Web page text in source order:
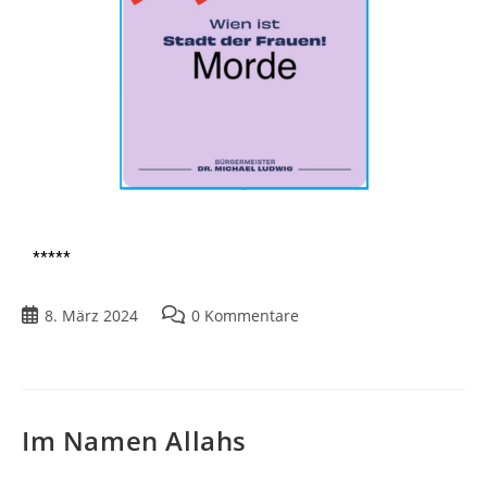
*****
8. März 2024 0 Kommentare
Im Namen Allahs